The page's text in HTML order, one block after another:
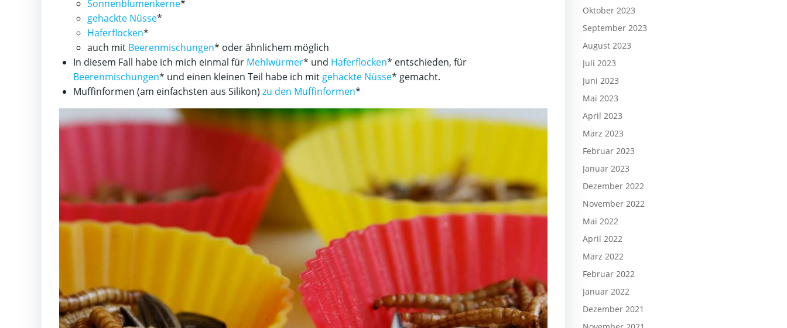
Sonnenblumenkerne*
gehackte Nüsse*
Haferflocken*
auch mit Beerenmischungen* oder ähnlichem möglich
In diesem Fall habe ich mich einmal für Mehlwürmer* und Haferflocken* entschieden, für
Beerenmischungen* und einen kleinen Teil habe ich mit gehackte Nüsse* gemacht.
Muffinformen (am einfachsten aus Silikon) zu den Muffinformen*
Oktober 2023
September 2023
August 2023
Juli 2023
Juni 2023
Mai 2023
April 2023
März 2023
Februar 2023
Januar 2023
Dezember 2022
November 2022
Mai 2022
April 2022
März 2022
Februar 2022
Januar 2022
Dezember 2021